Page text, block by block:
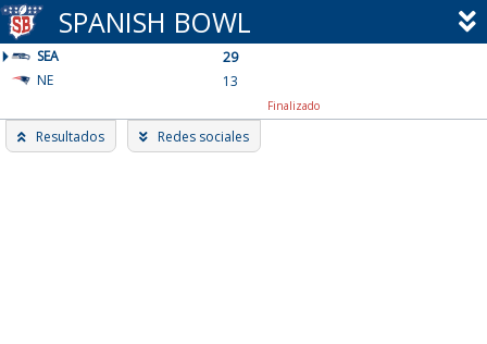
Skip
to
content
SPANISH BOWL
SEA
29
NE
13
Finalizado
Resultados Redes sociales